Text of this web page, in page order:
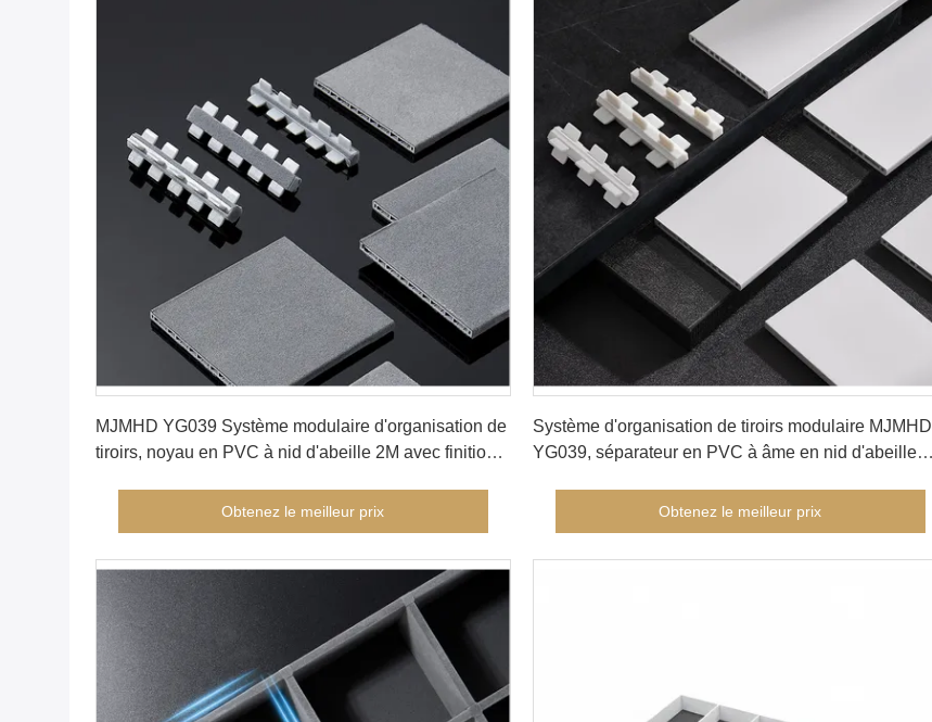
MJMHD YG039 Système modulaire d'organisation de
tiroirs, noyau en PVC à nid d'abeille 2M avec finition
Obtenez le meilleur prix
Système d'organisation de tiroirs modulaire MJMHD
YG039, séparateur en PVC à âme en nid d'abeille
longueur 2M pour les solutions de rangement de
cuisine, bureau et garde-robe
Obtenez le meilleur prix